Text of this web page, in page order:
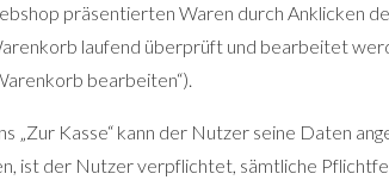
präsentierten Waren durch Anklicken
laufend überprüft und bearbeitet
bearbeiten“).
„Zur Kasse“ kann der Nutzer seine Daten
ist der Nutzer verpflichtet, sämtliche